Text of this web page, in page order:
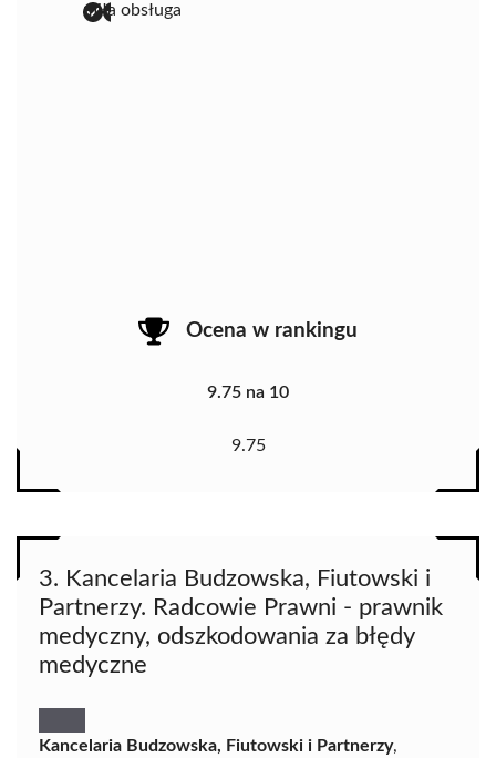
miła obsługa
Ocena w rankingu
9.75 na 10
9.75
3. Kancelaria Budzowska, Fiutowski i
Partnerzy. Radcowie Prawni - prawnik
medyczny, odszkodowania za błędy
medyczne
Kancelaria Budzowska, Fiutowski i Partnerzy,